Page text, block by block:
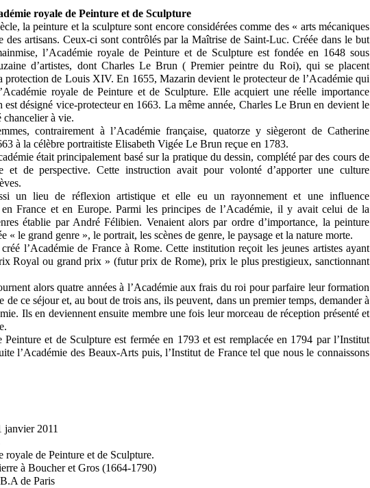
royale de Peinture et de Sculpture
la peinture et la sculpture sont encore considérées comme des « arts mécaniques
des artisans. Ceux-ci sont contrôlés par la Maîtrise de Saint-Luc. Créée dans le but
l’Académie royale de Peinture et de Sculpture est fondée en 1648 sous
d’artistes, dont Charles Le Brun ( Premier peintre du Roi), qui se placent
protection de Louis XIV. En 1655, Mazarin devient le protecteur de l’Académie qui
royale de Peinture et de Sculpture. Elle acquiert une réelle importance
est désigné vice-protecteur en 1663. La même année, Charles Le Brun en devient le
chancelier à vie.
contrairement à l’Académie française, quatorze y siègeront de Catherine
à la célèbre portraitiste Elisabeth Vigée Le Brun reçue en 1783.
était principalement basé sur la pratique du dessin, complété par des cours de
et de perspective. Cette instruction avait pour volonté d’apporter une culture
un lieu de réflexion artistique et elle eu un rayonnement et une influence
en France et en Europe. Parmi les principes de l’Académie, il y avait celui de la
établie par André Félibien. Venaient alors par ordre d’importance, la peinture
« le grand genre », le portrait, les scènes de genre, le paysage et la nature morte.
l’Académie de France à Rome. Cette institution reçoit les jeunes artistes ayant
Royal ou grand prix » (futur prix de Rome), prix le plus prestigieux, sanctionnant
alors quatre années à l’Académie aux frais du roi pour parfaire leur formation
de ce séjour et, au bout de trois ans, ils peuvent, dans un premier temps, demander à
Ils en deviennent ensuite membre une fois leur morceau de réception présenté et
Peinture et de Sculpture est fermée en 1793 et est remplacée en 1794 par l’Institut
l’Académie des Beaux-Arts puis, l’Institut de France tel que nous le connaissons
janvier 2011
royale de Peinture et de Sculpture.
à Boucher et Gros (1664-1790)
de Paris